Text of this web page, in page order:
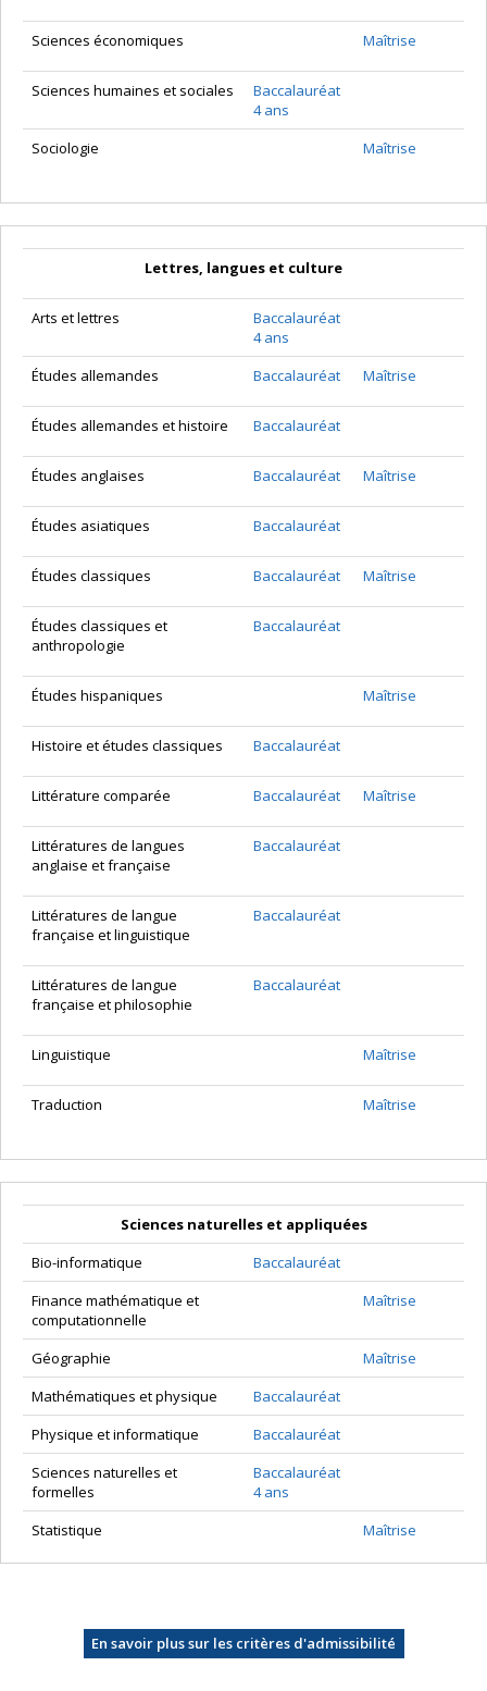
Sciences économiques Maîtrise
Sciences humaines et sociales
Baccalauréat
4 ans
Sociologie
Maîtrise
Lettres, langues et culture
Arts et lettres
Baccalauréat
4 ans
Études allemandes
Baccalauréat Maîtrise
Études allemandes et histoire Baccalauréat
Études anglaises Baccalauréat Maîtrise
Études asiatiques Baccalauréat
Études classiques Baccalauréat Maîtrise
Études classiques et
anthropologie
Baccalauréat
Études hispaniques Maîtrise
Histoire et études classiques Baccalauréat
Littérature comparée Baccalauréat Maîtrise
Littératures de langues
anglaise et française
Baccalauréat
Littératures de langue
française et linguistique
Baccalauréat
Littératures de langue
française et philosophie
Baccalauréat
Linguistique Maîtrise
Traduction Maîtrise
Sciences naturelles et appliquées
Bio-informatique
Baccalauréat
Finance mathématique et
computationnelle
Maîtrise
Géographie
Maîtrise
Mathématiques et physique
Baccalauréat
Physique et informatique
Baccalauréat
Sciences naturelles et
formelles
Baccalauréat
4 ans
Statistique
Maîtrise
En savoir plus sur les critères d'admissibilité